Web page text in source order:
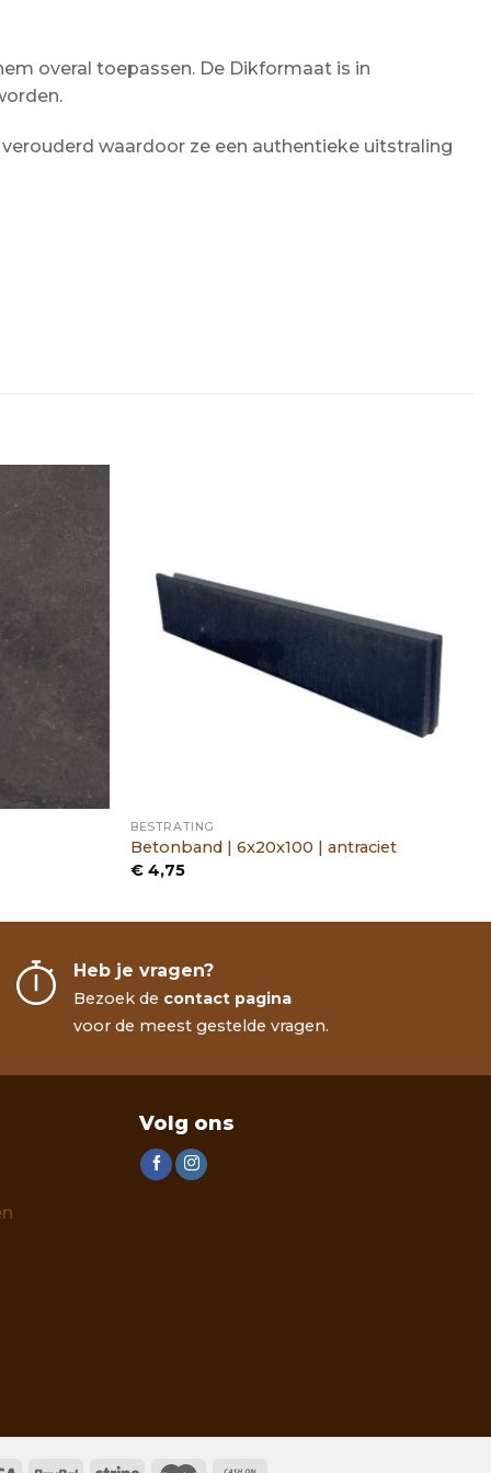
overal toepassen. De Dikformaat is in
waardoor ze een authentieke uitstraling
BESTRATING
Betonband | 6x20x100 | antraciet
€ 4,75
Heb je vragen?
Bezoek de contact pagina
voor de meest gestelde vragen.
Volg ons